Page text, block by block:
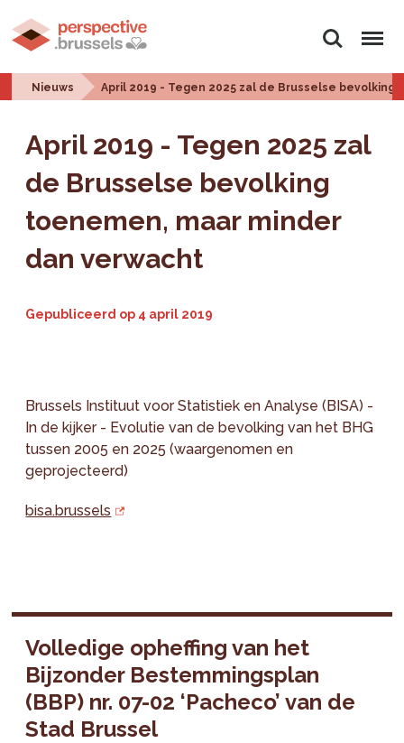
Zoeken Menu
Nieuws April 2019 - Tegen 2025 zal de Brusselse
April 2019 - Tegen 2025 zal
de Brusselse bevolking
toenemen, maar minder
dan verwacht
Gepubliceerd op 4 april 2019
Brussels Instituut voor Statistiek en Analyse (BISA) -
In de kijker - Evolutie van de bevolking van het BHG
tussen 2005 en 2025 (waargenomen en
geprojecteerd)
bisa.brussels
Volledige opheffing van het
Bijzonder Bestemmingsplan
(BBP) nr. 07-02 ‘Pacheco’ van de
Stad Brussel